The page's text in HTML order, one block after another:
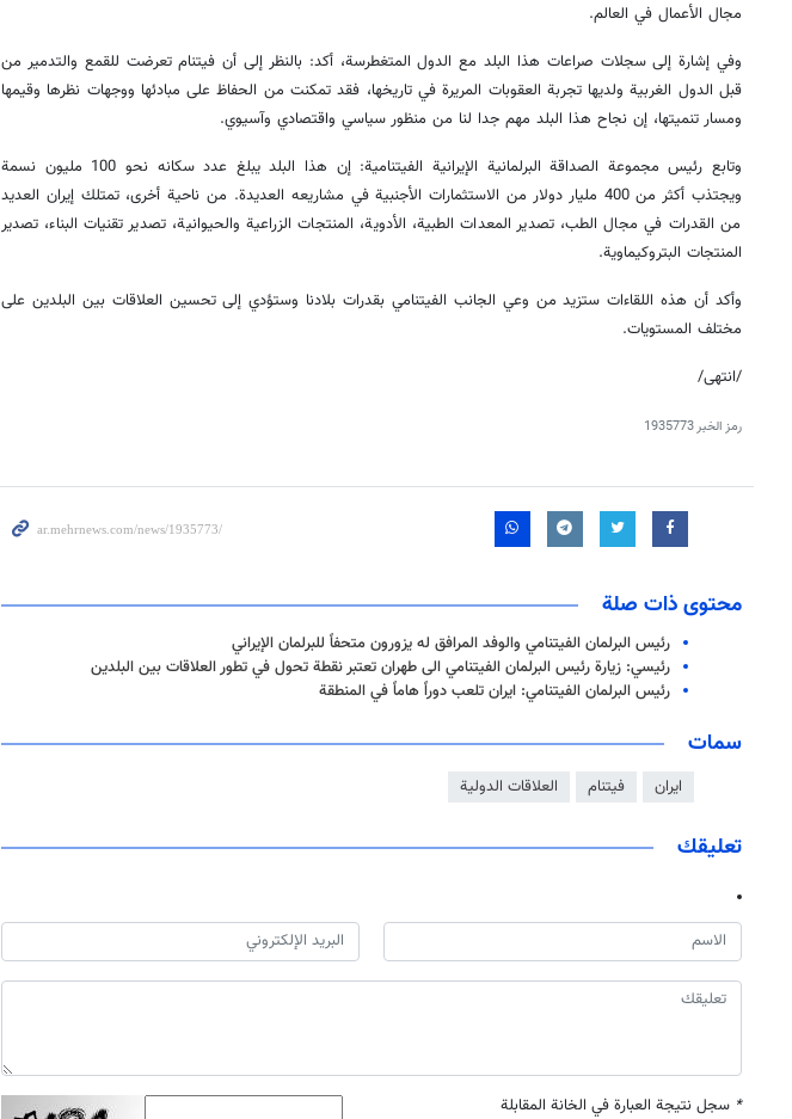
مجال الأعمال في العالم.
وفي إشارة إلى سجلات صراعات هذا البلد مع الدول المتغطرسة، أكد: بالنظر إلى أن فيتنام تعرضت للقمع والتدمير من
قبل الدول الغربية ولديها تجربة العقوبات المريرة في تاريخها، فقد تمكنت من الحفاظ على مبادئها ووجهات نظرها وقيمها
ومسار تنميتها، إن نجاح هذا البلد مهم جدا لنا من منظور سياسي واقتصادي وآسيوي.
وتابع رئيس مجموعة الصداقة البرلمانية الإيرانية الفيتنامية: إن هذا البلد يبلغ عدد سكانه نحو 100 مليون نسمة
ويجتذب أكثر من 400 مليار دولار من الاستثمارات الأجنبية في مشاريعه العديدة. من ناحية أخرى، تمتلك إيران العديد
من القدرات في مجال الطب، تصدير المعدات الطبية، الأدوية، المنتجات الزراعية والحيوانية، تصدير تقنيات البناء، تصدير
المنتجات البتروكيماوية.
وأكد أن هذه اللقاءات ستزيد من وعي الجانب الفيتنامي بقدرات بلادنا وستؤدي إلى تحسين العلاقات بين البلدين على
مختلف المستويات.
/انتهى/
رمز الخبر1935773
محتوى ذات صلة
رئيس البرلمان الفيتنامي والوفد المرافق له يزورون متحفاً للبرلمان الإيراني
رئيسي: زيارة رئيس البرلمان الفيتنامي الى طهران تعتبر نقطة تحول في تطور العلاقات بين البلدين
رئیس البرلمان الفيتنامي: ايران تلعب دوراً هاماً في المنطقة
سمات
ايران فيتنام العلاقات الدولية
تعليقك
* سجل نتيجة العبارة في الخانة المقابلة